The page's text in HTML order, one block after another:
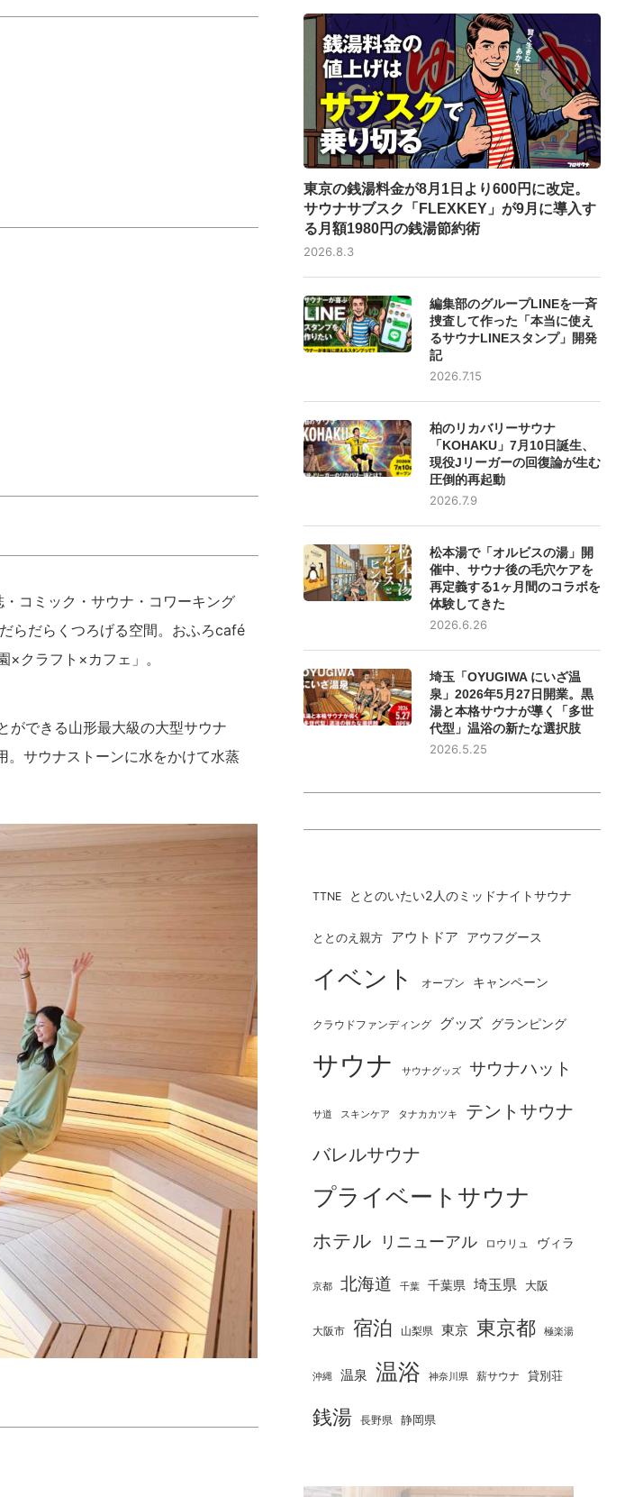
コミック・サウナ・コワーキング
らだらくつろげる空間。おふろcafé
クラフト×カフェ」。
ができる山形最大級の大型サウナ
サウナストーンに水をかけて水蒸
東京の銭湯料金が8月1日より600円に改定。
サウナサブスク「FLEXKEY」が9月に導入す
る月額1980円の銭湯節約術
2026.8.3
編集部のグループLINEを一斉
捜査して作った「本当に使え
るサウナLINEスタンプ」開発
記
2026.7.15
柏のリカバリーサウナ
「KOHAKU」7月10日誕生、
現役Jリーガーの回復論が生む
圧倒的再起動
2026.7.9
松本湯で「オルビスの湯」開
催中、サウナ後の毛穴ケアを
再定義する1ヶ月間のコラボを
体験してきた
2026.6.26
埼玉「OYUGIWA にいざ温
泉」2026年5月27日開業。黒
湯と本格サウナが導く「多世
代型」温浴の新たな選択肢
2026.5.25
TTNE ととのいたい2人のミッドナイトサウナ
ととのえ親方 アウトドア アウフグース
イベント オープン キャンペーン
クラウドファンディング グッズ グランピング
サウナ サウナグッズ サウナハット
サ道 スキンケア タナカカツキ
テントサウナ
バレルサウナ
プライベートサウナ
ホテル リニューアル ロウリュ ヴィラ
京都 北海道 千葉 千葉県 埼玉県 大阪
大阪市 宿泊 山梨県 東京 東京都 極楽湯
沖縄 温泉 温浴 神奈川県 薪サウナ 貸別荘
銭湯 長野県 静岡県